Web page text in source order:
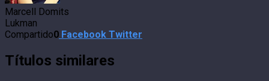
Marcell Domits
Lukman
Compartido0 Facebook Twitter
Títulos similares